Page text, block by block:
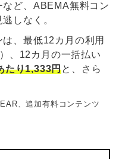
ど、ABEMA無料コン
しなく。
、最低12カ月の利用
、12カ月の一括払い
たり1,333円と、さら
、追加有料コンテンツ